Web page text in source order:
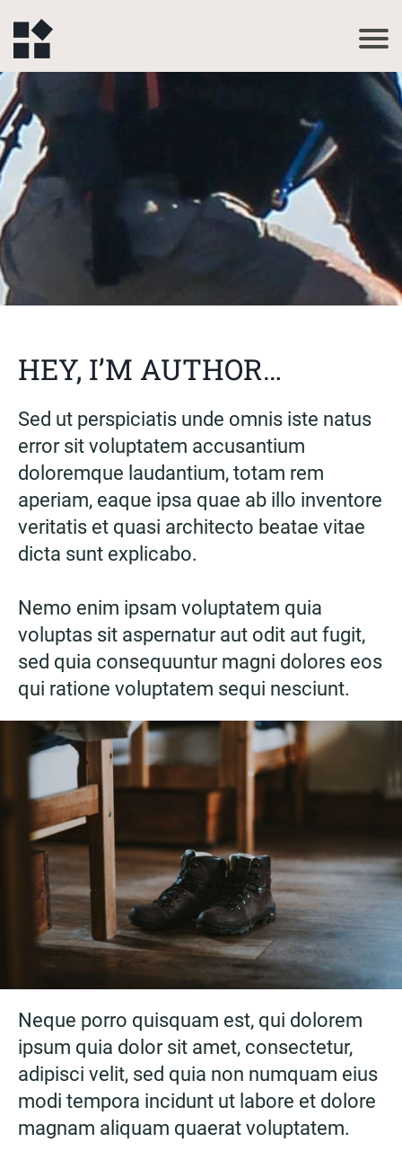
HEY, I’M AUTHOR…
Sed ut perspiciatis unde omnis iste natus
error sit voluptatem accusantium
doloremque laudantium, totam rem
aperiam, eaque ipsa quae ab illo inventore
veritatis et quasi architecto beatae vitae
dicta sunt explicabo.
Nemo enim ipsam voluptatem quia
voluptas sit aspernatur aut odit aut fugit,
sed quia consequuntur magni dolores eos
qui ratione voluptatem sequi nesciunt.
Neque porro quisquam est, qui dolorem
ipsum quia dolor sit amet, consectetur,
adipisci velit, sed quia non numquam eius
modi tempora incidunt ut labore et dolore
magnam aliquam quaerat voluptatem.